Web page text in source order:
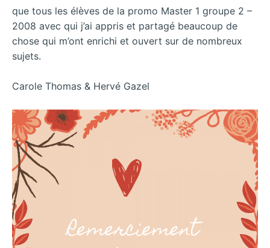
que tous les élèves de la promo Master 1 groupe 2 –
2008 avec qui j’ai appris et partagé beaucoup de
chose qui m’ont enrichi et ouvert sur de nombreux
sujets.
Carole Thomas & Hervé Gazel